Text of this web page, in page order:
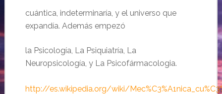
cuántica, indeterminaría, y el universo que
expandía. Además empezó
la Psicología, La Psiquiatría, La
Neuropsicología, y La Psicofármacologia.
http://es.wikipedia.org/wiki/